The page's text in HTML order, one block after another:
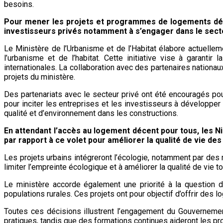
besoins.
Pour mener les projets et programmes de logements
investisseurs privés notamment à s’engager dans le
Le Ministère de l’Urbanisme et de l’Habitat élabore
l’urbanisme et de l’habitat. Cette initiative vise à
internationales. La collaboration avec des partenaires
projets du ministère.
Des partenariats avec le secteur privé ont été encouragés
pour inciter les entreprises et les investisseurs à développer
qualité et d’environnement dans les constructions.
En attendant l’accès au logement décent pour tous,
par rapport à ce volet pour améliorer la qualité de vie
Les projets urbains intégreront l’écologie, notamment par
limiter l’empreinte écologique et à améliorer la qualité de vie
Le ministère accorde également une priorité à la
populations rurales. Ces projets ont pour objectif d’offrir des
Toutes ces décisions illustrent l’engagement du
pratiques, tandis que des formations continues aideront les